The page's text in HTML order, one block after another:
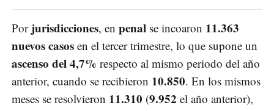
Por jurisdicciones, en penal se incoaron 11.363
nuevos casos en el tercer trimestre, lo que supone un
ascenso del 4,7% respecto al mismo periodo del año
anterior, cuando se recibieron 10.850. En los mismos
meses se resolvieron 11.310 (9.952 el año anterior),